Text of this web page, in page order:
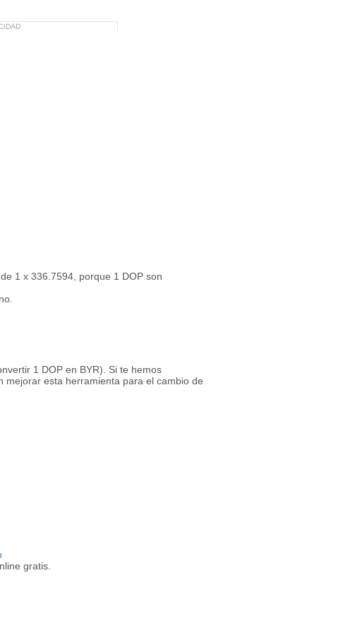
1 x 336.7594, porque 1 DOP son
1 DOP en BYR). Si te hemos
esta herramienta para el cambio de
gratis.